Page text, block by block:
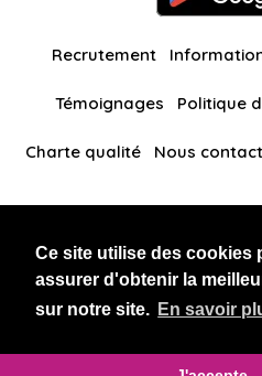
Ce site utilise des cookies
assurer d'obtenir la
sur notre site. En savoir
Recrutement
Témoignages Politique
Charte qualité Nous
BlackAndBeauties